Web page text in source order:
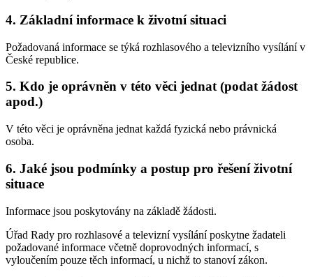
4. Základní informace k životní situaci
Požadovaná informace se týká rozhlasového a televizního vysílání v
České republice.
5. Kdo je oprávněn v této věci jednat (podat žádost
apod.)
V této věci je oprávněna jednat každá fyzická nebo právnická
osoba.
6. Jaké jsou podmínky a postup pro řešení životní
situace
Informace jsou poskytovány na základě žádosti.
Úřad Rady pro rozhlasové a televizní vysílání poskytne žadateli
požadované informace včetně doprovodných informací, s
vyloučením pouze těch informací, u nichž to stanoví zákon.